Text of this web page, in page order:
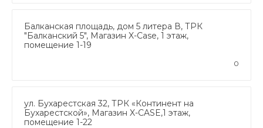
Балканская площадь, дом 5 литера В, ТРК
"Балканский 5", Магазин X-Case, 1 этаж,
помещение 1-19
0
ул. Бухарестская 32, ТРК «Континент на
Бухарестской», Магазин X-CASE,1 этаж,
помещение 1-22